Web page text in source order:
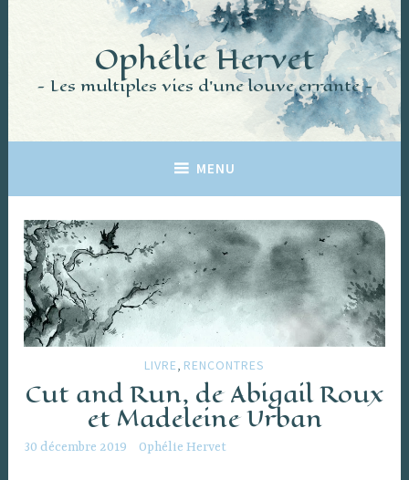
principal
Ophélie Hervet
Les multiples vies d'une louve errante
MENU
LIVRE RENCONTRES
Cut and Run, de Abigail Roux
et Madeleine Urban
30 décembre 2019 Ophélie Hervet